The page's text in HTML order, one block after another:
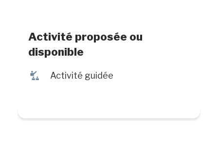
Activité proposée ou
disponible
î Activité guidée